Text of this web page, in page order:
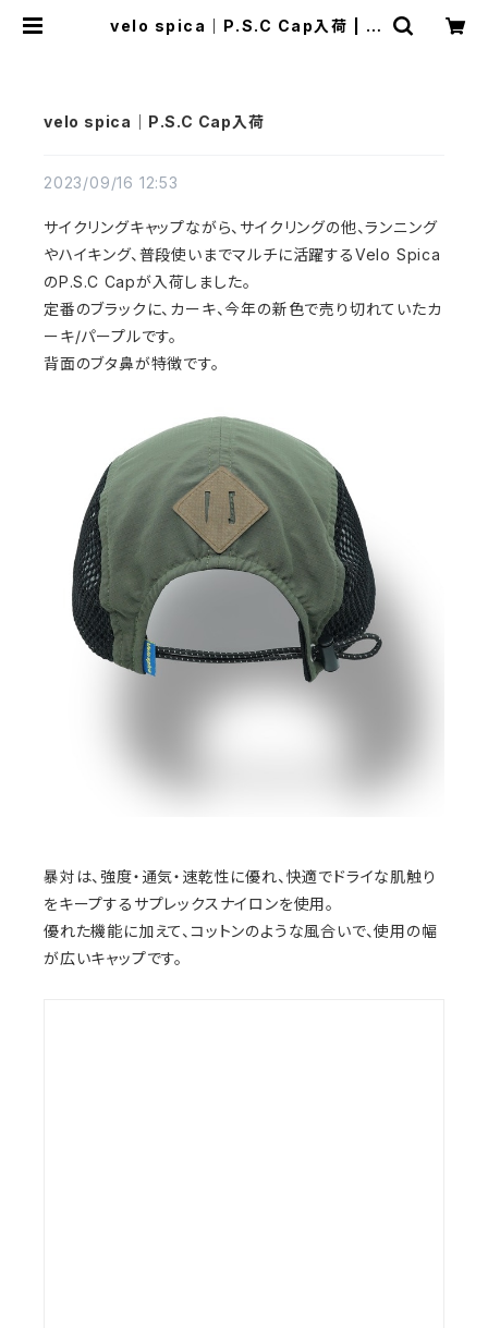
velo spica｜P.S.C Cap入荷 | R
velo spica｜P.S.C Cap入荷
2023/09/16 12:53
サイクリングキャップながら、サイクリングの他、ランニング
やハイキング、普段使いまでマルチに活躍するVelo Spica
のP.S.C Capが入荷しました。
定番のブラックに、カーキ、今年の新色で売り切れていたカ
ーキ/パープルです。
背面のブタ鼻が特徴です。
暴対は、強度・通気・速乾性に優れ、快適でドライな肌触り
をキープするサプレックスナイロンを使用。
優れた機能に加えて、コットンのような風合いで、使用の幅
が広いキャップです。